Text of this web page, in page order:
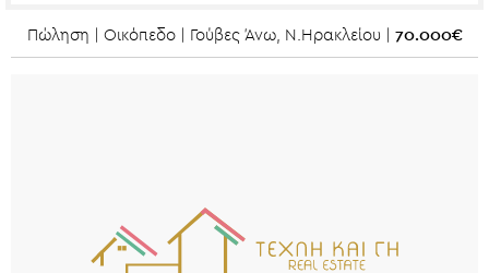
Πώληση | Οικόπεδο | Γούβες Άνω, Ν.Ηρακλείου | 70.000€